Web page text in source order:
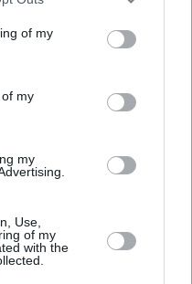
of my
my
my
Use,
of my
with the
Auftrag, Regine zur
scheint in greifbare